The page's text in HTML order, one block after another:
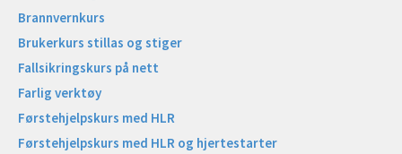
Brannvernkurs
Brukerkurs stillas og stiger
Fallsikringskurs på nett
Farlig verktøy
Førstehjelpskurs med HLR
Førstehjelpskurs med HLR og hjertestarter